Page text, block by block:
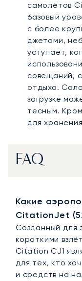
самолётов
базовый
с более
джетами,
уступает,
совещаний,
отдыха.
загрузке
тесным.
для
FAQ
Какие
CitationJet
Созданный для
короткими
Citation CJ1
для тех, кто
и средств на